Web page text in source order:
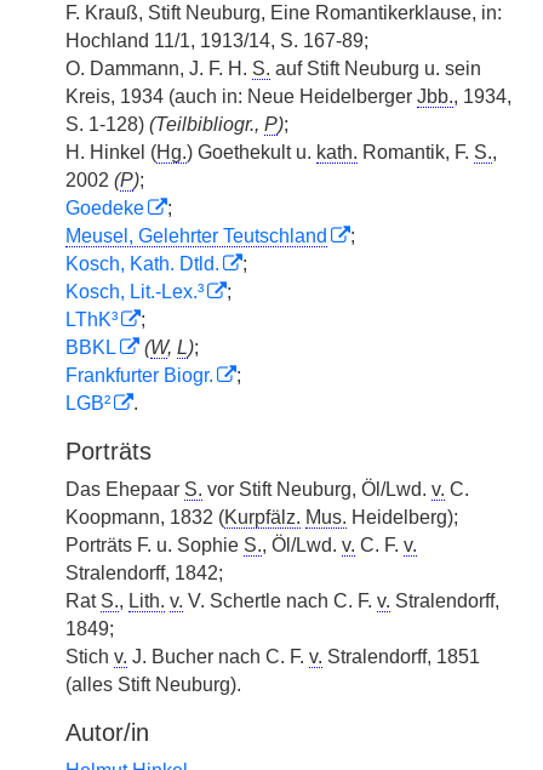
F. Krauß, Stift Neuburg, Eine Romantikerklause, in:
Hochland 11/1, 1913/14, S. 167-89;
O. Dammann, J. F. H. S. auf Stift Neuburg u. sein
Kreis, 1934 (auch in: Neue Heidelberger Jbb., 1934,
S. 1-128) (Teilbibliogr., P);
H. Hinkel (Hg.) Goethekult u. kath. Romantik, F. S.,
2002 (P);
Goedeke
;
Meusel, Gelehrter Teutschland
;
Kosch, Kath. Dtld.
;
Kosch, Lit.-Lex.³
;
LThK³
;
BBKL
(W, L);
Frankfurter Biogr.
;
LGB²
.
Porträts
Das Ehepaar S. vor Stift Neuburg, Öl/Lwd. v. C.
Koopmann, 1832 (Kurpfälz. Mus. Heidelberg);
Porträts F. u. Sophie S., Öl/Lwd. v. C. F. v.
Stralendorff, 1842;
Rat S., Lith. v. V. Schertle nach C. F. v. Stralendorff,
1849;
Stich v. J. Bucher nach C. F. v. Stralendorff, 1851
(alles Stift Neuburg).
Autor/in